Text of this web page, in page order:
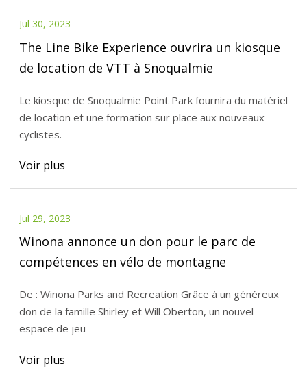
Jul 30, 2023
The Line Bike Experience ouvrira un kiosque
de location de VTT à Snoqualmie
Le kiosque de Snoqualmie Point Park fournira du matériel
de location et une formation sur place aux nouveaux
cyclistes.
Voir plus
Jul 29, 2023
Winona annonce un don pour le parc de
compétences en vélo de montagne
De : Winona Parks and Recreation Grâce à un généreux
don de la famille Shirley et Will Oberton, un nouvel
espace de jeu
Voir plus